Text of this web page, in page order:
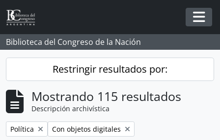
Skip to main content
Biblioteca del Congreso de la Nación
Restringir resultados por:
Mostrando 115 resultados
Descripción archivística
Remove filter:
Política Remove filter:
Con objetos digitales